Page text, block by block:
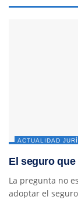
ACTUALIDAD
El seguro
La pregunta no
adoptar el